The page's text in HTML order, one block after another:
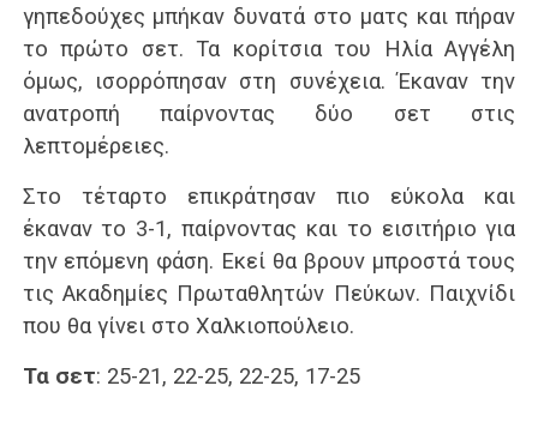
γηπεδούχες μπήκαν δυνατά στο ματς και πήραν
το πρώτο σετ. Τα κορίτσια του Ηλία Αγγέλη
όμως, ισορρόπησαν στη συνέχεια. Έκαναν την
ανατροπή παίρνοντας δύο σετ στις
λεπτομέρειες.
Στο τέταρτο επικράτησαν πιο εύκολα και
έκαναν το 3-1, παίρνοντας και το εισιτήριο για
την επόμενη φάση. Εκεί θα βρουν μπροστά τους
τις Ακαδημίες Πρωταθλητών Πεύκων. Παιχνίδι
που θα γίνει στο Χαλκιοπούλειο.
Τα σετ: 25-21, 22-25, 22-25, 17-25